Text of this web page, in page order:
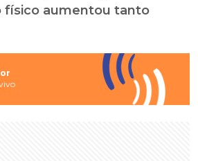
físico aumentou tanto